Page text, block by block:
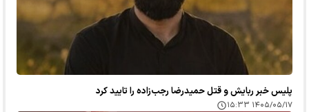
پلیس خبر ربایش و قتل حمیدرضا رجب‌زاده را تایید کرد
۱۴۰۵/۰۵/۱۷ ۱۵:۳۳